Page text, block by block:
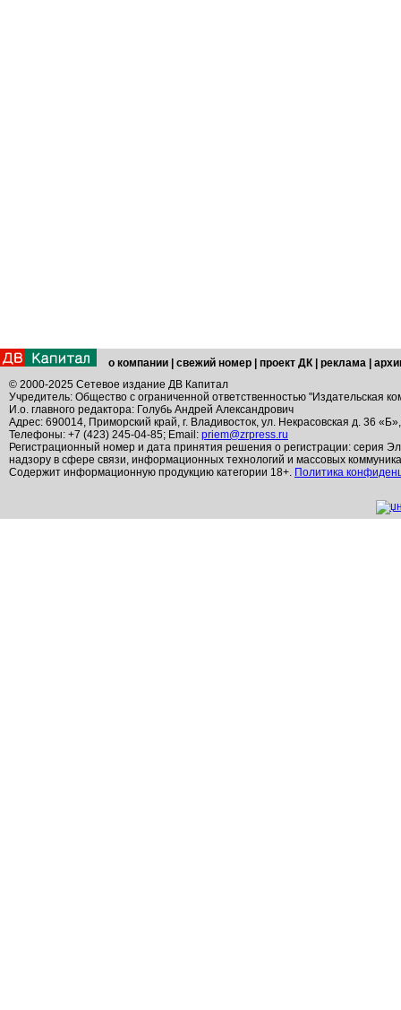
о компании свежий номер проект ДК реклама
© 2000-2025 Сетевое издание ДВ Капитал
Учредитель: Общество с ограниченной ответственностью "Издательская
И.о. главного редактора: Голубь Андрей Александрович
Адрес: 690014, Приморский край, г. Владивосток, ул. Некрасовская д. 36
Телефоны: +7 (423) 245-04-85; Email: priem@zrpress.ru
Регистрационный номер и дата принятия решения о регистрации: серия
надзору в сфере связи, информационных технологий и массовых
Содержит информационную продукцию категории 18+. Политика